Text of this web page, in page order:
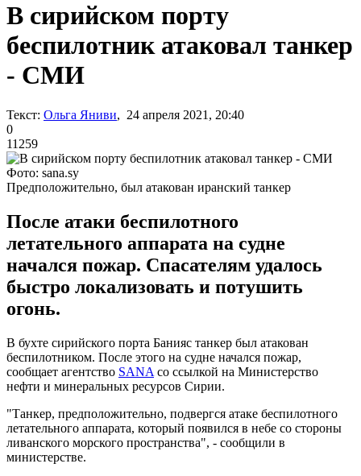
В сирийском порту
беспилотник атаковал танкер
- СМИ
Текст: Ольга Яниви, 24 апреля 2021, 20:40
0
11259
Фото: sana.sy
Предположительно, был атакован иранский танкер
После атаки беспилотного
летательного аппарата на судне
начался пожар. Спасателям удалось
быстро локализовать и потушить
огонь.
В бухте сирийского порта Банияс танкер был атакован
беспилотником. После этого на судне начался пожар,
сообщает агентство SANA со ссылкой на Министерство
нефти и минеральных ресурсов Сирии.
"Танкер, предположительно, подвергся атаке беспилотного
летательного аппарата, который появился в небе со стороны
ливанского морского пространства", - сообщили в
министерстве.